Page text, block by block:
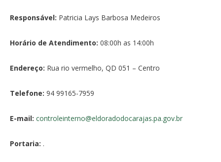
Responsável: Patricia Lays Barbosa Medeiros
Horário de Atendimento: 08:00h as 14:00h
Endereço: Rua rio vermelho, QD 051 – Centro
Telefone: 94 99165-7959
E-mail: controleinterno@eldoradodocarajas.pa.gov.br
Portaria: .